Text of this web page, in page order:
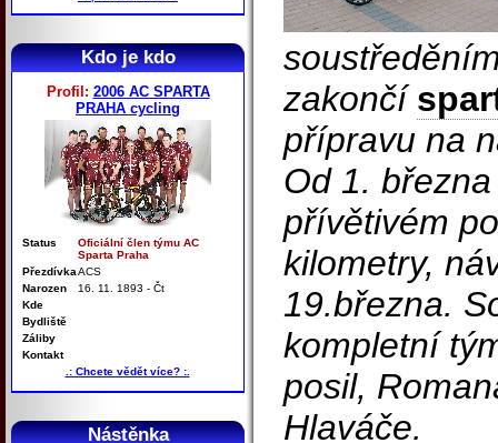
Kdo je kdo
Profil: 2006 AC SPARTA
PRAHA cycling
Status
Oficiální člen týmu AC
Sparta Praha
PřezdívkaACS
Narozen
16. 11. 1893 - Čt
Kde
Bydliště
Záliby
Kontakt
.: Chcete vědět více? :.
Nástěnka
zakončí
přípravu na
Od 1.
přívětivém
kilometry,
19.března.
kompletní
posil,
Hlaváče.